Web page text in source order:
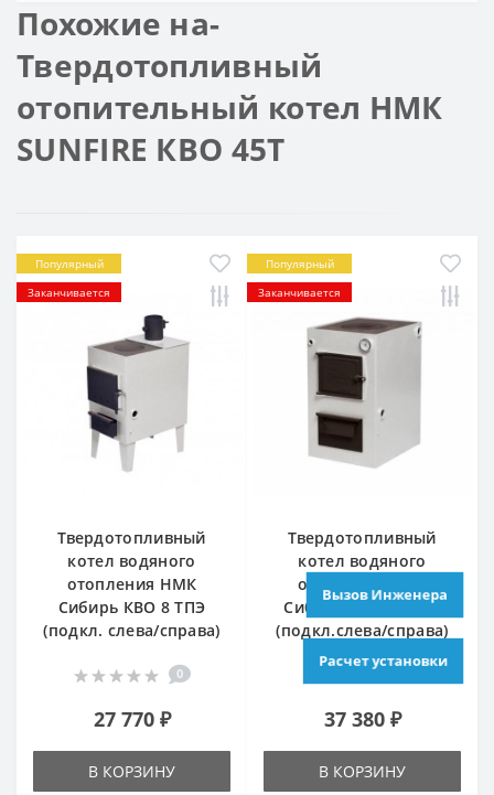
Похожие на-
Твердотопливный
отопительный котел НМК
SUNFIRE КВО 45Т
Популярный
Заканчивается
Твердотопливный
котел водяного
отопления НМК
Сибирь КВО 8 ТПЭ
(подкл. слева/справа)
0
27 770 ₽
В КОРЗИНУ
Популярный
Заканчивается
Твердотопливный
котел водяного
отопления НМК
Сибирь КВО 10 ТПЭ
(подкл.слева/справа)
37 380 ₽
В КОРЗИНУ
Расчет установки
Вызов Инженера